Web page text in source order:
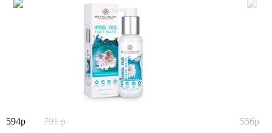
594 791 556